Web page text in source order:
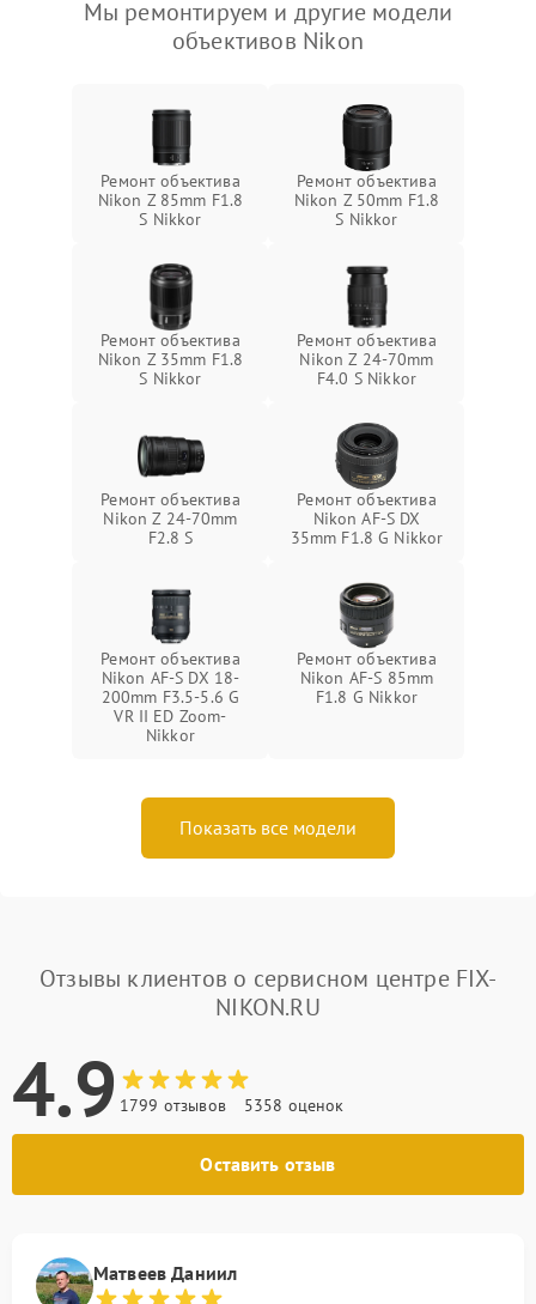
Мы ремонтируем и другие модели
объективов Nikon
Ремонт объектива
Nikon Z 85mm F1.8
S Nikkor
Ремонт объектива
Nikon Z 50mm F1.8
S Nikkor
Ремонт объектива
Nikon Z 35mm F1.8
S Nikkor
Ремонт объектива
Nikon Z 24-70mm
F4.0 S Nikkor
Ремонт объектива
Nikon Z 24-70mm
F2.8 S
Ремонт объектива
Nikon AF-S DX
35mm F1.8 G Nikkor
Ремонт объектива
Nikon AF-S DX 18-
200mm F3.5-5.6 G
VR II ED Zoom-
Nikkor
Ремонт объектива
Nikon AF-S 85mm
F1.8 G Nikkor
Показать все модели
Отзывы клиентов о сервисном центре FIX-
NIKON.RU
4.9 1799 отзывов 5358 оценок
Оставить отзыв
Матвеев Даниил